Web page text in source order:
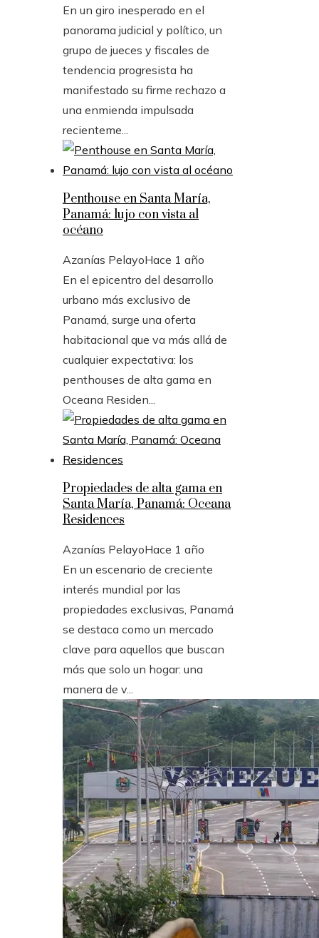
En un giro inesperado en el
panorama judicial y político, un
grupo de jueces y fiscales de
tendencia progresista ha
manifestado su firme rechazo a
una enmienda impulsada
recienteme...
Penthouse en Santa María,
Panamá: lujo con vista al
océano
Azanías PelayoHace 1 año
En el epicentro del desarrollo
urbano más exclusivo de
Panamá, surge una oferta
habitacional que va más allá de
cualquier expectativa: los
penthouses de alta gama en
Oceana Residen...
Propiedades de alta gama en
Santa María, Panamá: Oceana
Residences
Azanías PelayoHace 1 año
En un escenario de creciente
interés mundial por las
propiedades exclusivas, Panamá
se destaca como un mercado
clave para aquellos que buscan
más que solo un hogar: una
manera de v...